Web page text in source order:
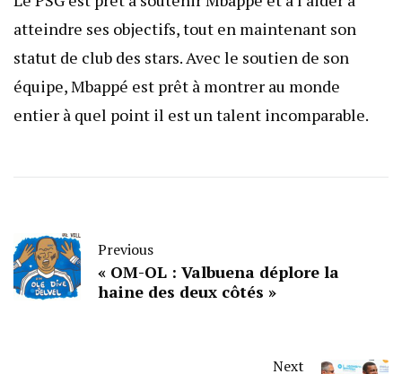
atteindre ses objectifs, tout en maintenant son
statut de club des stars. Avec le soutien de son
équipe, Mbappé est prêt à montrer au monde
entier à quel point il est un talent incomparable.
Previous
« OM-OL : Valbuena déplore la
haine des deux côtés »
Next